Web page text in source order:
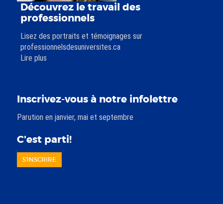
Découvrez le travail des
professionnels
Lisez des portraits et témoignages sur
professionnelsdesuniversites.ca
Lire plus
Inscrivez-vous à notre infolettre
Parution en janvier, mai et septembre
C'est parti!
S'INSCRIRE